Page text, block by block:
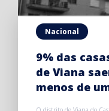
Nacional
9% das
de Viana
menos de